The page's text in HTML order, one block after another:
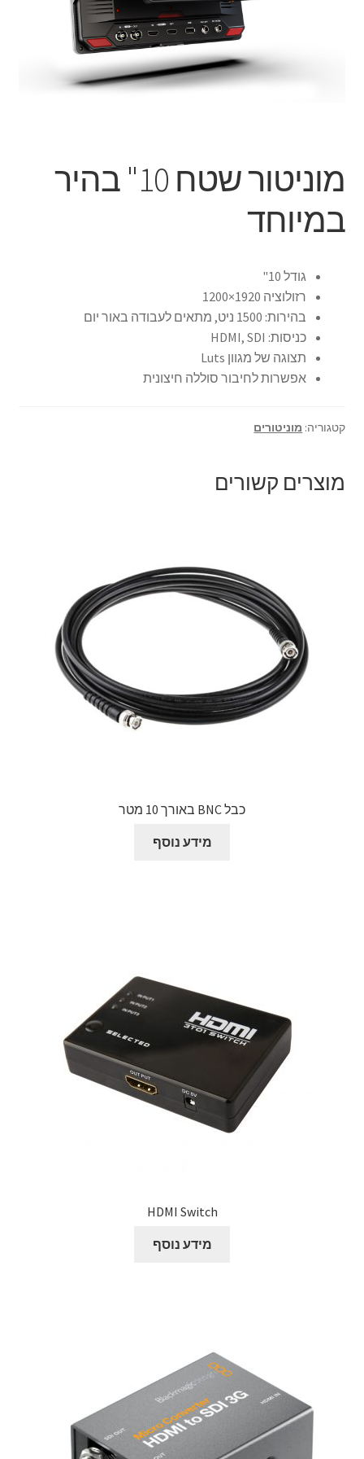
הליכון ירוק מתקפל לצילומים להשכרה יומית
הסכם השכרה
יומן תאריכים פנויים
מכשיר טלפרומפטר להשכרה
סיור וירטואלי
סרטי תדמית והדרכות
עגלת קניות
רשימת ציוד
מוניטור שטח 10" בהיר
במיוחד
גודל 10"
רזולוציה 1920×1200
בהירות: 1500 ניט, מתאים לעבודה באור יום
כניסות: HDMI, SDI
תצוגה של מגוון Luts
אפשרות לחיבור סוללה חיצונית
קטגוריה: מוניטורים
מוצרים קשורים
כבל BNC באורך 10 מטר
מידע נוסף
HDMI Switch
מידע נוסף